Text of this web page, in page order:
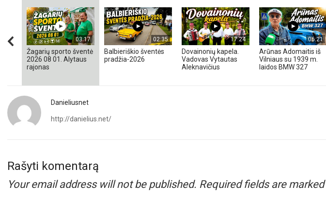
03:17
Žagarių sporto šventė
2026 08 01. Alytaus
rajonas
02:35
Balbieriškio šventės
pradžia-2026
17:24
Dovainonių kapela.
Vadovas Vytautas
Aleknavičius
06:21
Arūnas Adomaitis iš
Vilniaus su 1939 m.
laidos BMW 327
Danieliusnet
http://danielius.net/
Rašyti komentarą
Your email address will not be published. Required fields are marked